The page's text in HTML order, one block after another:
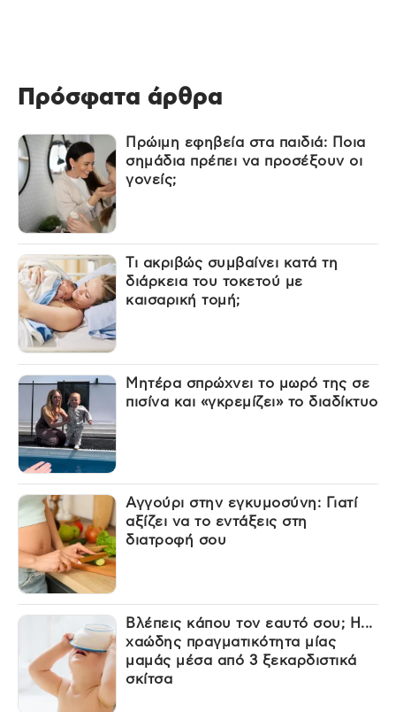
Πρόσφατα άρθρα
Πρώιμη εφηβεία στα παιδιά: Ποια
σημάδια πρέπει να προσέξουν οι
γονείς;
Τι ακριβώς συμβαίνει κατά τη
διάρκεια του τοκετού με
καισαρική τομή;
Μητέρα σπρώχνει το μωρό της σε
πισίνα και «γκρεμίζει» το διαδίκτυο
Αγγούρι στην εγκυμοσύνη: Γιατί
αξίζει να το εντάξεις στη
διατροφή σου
Βλέπεις κάπου τον εαυτό σου; Η...
χαώδης πραγματικότητα μίας
μαμάς μέσα από 3 ξεκαρδιστικά
σκίτσα